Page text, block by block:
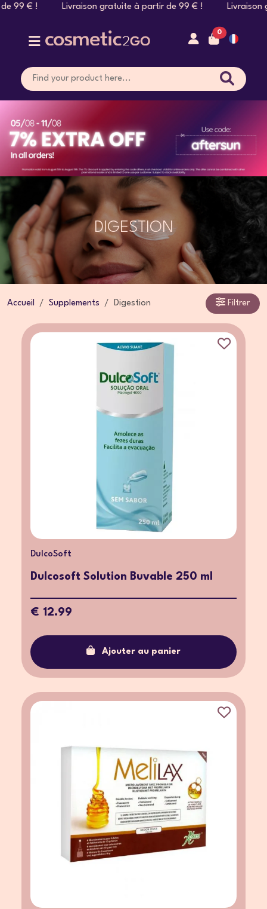
! Livraison gratuite à partir de 99 € ! Livraison
0
DIGESTION
Accueil Supplements Digestion Filtrer
DulcoSoft
Dulcosoft Solution Buvable 250 ml
€ 12.99
Ajouter au panier